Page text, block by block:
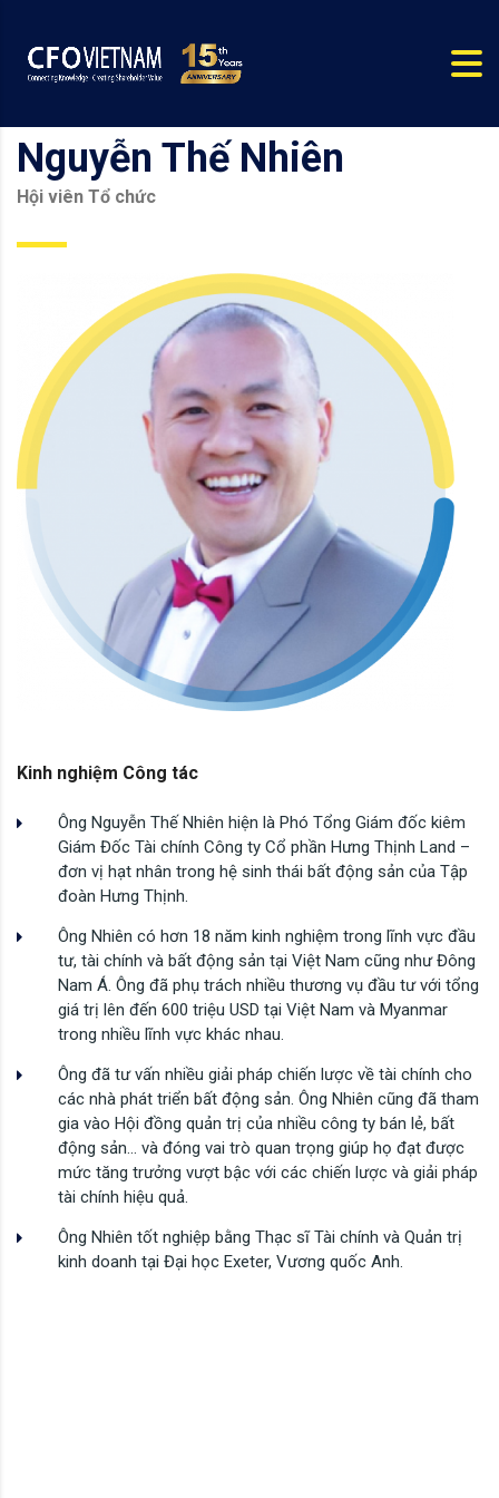
Nguyễn Thế Nhiên
Hội viên Tổ chức
Kinh nghiệm Công tác
Ông Nguyễn Thế Nhiên hiện là Phó Tổng Giám đốc kiêm
Giám Đốc Tài chính Công ty Cổ phần Hưng Thịnh Land –
đơn vị hạt nhân trong hệ sinh thái bất động sản của Tập
đoàn Hưng Thịnh.
Ông Nhiên có hơn 18 năm kinh nghiệm trong lĩnh vực đầu
tư, tài chính và bất động sản tại Việt Nam cũng như Đông
Nam Á. Ông đã phụ trách nhiều thương vụ đầu tư với tổng
giá trị lên đến 600 triệu USD tại Việt Nam và Myanmar
trong nhiều lĩnh vực khác nhau.
Ông đã tư vấn nhiều giải pháp chiến lược về tài chính cho
các nhà phát triển bất động sản. Ông Nhiên cũng đã tham
gia vào Hội đồng quản trị của nhiều công ty bán lẻ, bất
động sản… và đóng vai trò quan trọng giúp họ đạt được
mức tăng trưởng vượt bậc với các chiến lược và giải pháp
tài chính hiệu quả.
Ông Nhiên tốt nghiệp bằng Thạc sĩ Tài chính và Quản trị
kinh doanh tại Đại học Exeter, Vương quốc Anh.